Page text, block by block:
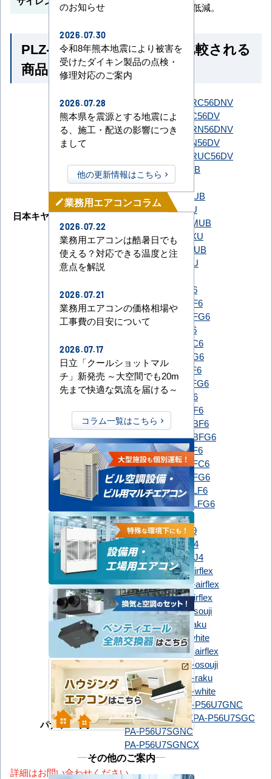
動で低減。
PLZ-ZRMP56HBF5 とよく比較される
商品
ダイキン
SSRC56DNV
SSRC56DTSSRC56DV
SSRN56DNT
SSRN56DNV
SSRN56DV
SSRUC56DV
日本キヤリア（旧：東芝）
GUXA056131MUB
GUXA056131XU
GUXA05613J1MUB
GUXA05613J1XU
GUXA05613JP1MUB
GUXA05613JP1XU
GUXA05613P1MUB
GUXA05613P1XU
三菱電機
PLZ-ZRMP56GF6
PLZ-ZRMP56HBF6
PLZ-ZRMP56HBFG6
PLZ-ZRMP56HF6
PLZ-ZRMP56HFC6
PLZ-ZRMP56HFG6
PLZ-ZRMP56HLF6
PLZ-ZRMP56HLFG6
PLZ-ZRMP56SG6
PLZ-ZRMP56SGF6
PLZ-ZRMP56SHBF6
PLZ-ZRMP56SHBFG6
PLZ-ZRMP56SHF6
PLZ-ZRMP56SHFC6
PLZ-ZRMP56SHFG6
PLZ-ZRMP56SHLF6
PLZ-ZRMP56SHLFG6
日立
RCI-GP56RGH9
RCI-GP56RGHJ9
RCIC-GP56RGH4
RCIC-GP56RGHJ4
三菱重工
FDTCZ566H6S-airflex
FDTCZ566HK6S-airflex
FDTZ566H6SA-airflex
FDTZ566H6SA-osouji
FDTZ566H6SA-raku
FDTZ566H6SA-white
FDTZ566HK6SA-airflex
FDTZ566HK6SA-osouji
FDTZ566HK6SA-raku
FDTZ566HK6SA-white
パナソニック
PA-P56U7GC
PA-P56U7GNC
PA-P56U7GNCXPA-P56U7SGC
PA-P56U7SGNC
PA-P56U7SGNCX
詳細はお問い合わせください。
のお知らせ
2026.07.30
令和8年熊本地震により被害を
受けたダイキン製品の点検・
修理対応のご案内
2026.07.28
熊本県を震源とする地震によ
る、施工・配送の影響につき
まして
他の更新情報はこちら
mode_edit業務用エアコンコラム
2026.07.22
業務用エアコンは酷暑日でも
使える？対応できる温度と注
意点を解説
2026.07.21
業務用エアコンの価格相場や
工事費の目安について
2026.07.17
日立「クールショットマル
チ」新発売 ～大空間でも20m
先まで快適な気流を届ける～
コラム一覧はこちら
その他のご案内